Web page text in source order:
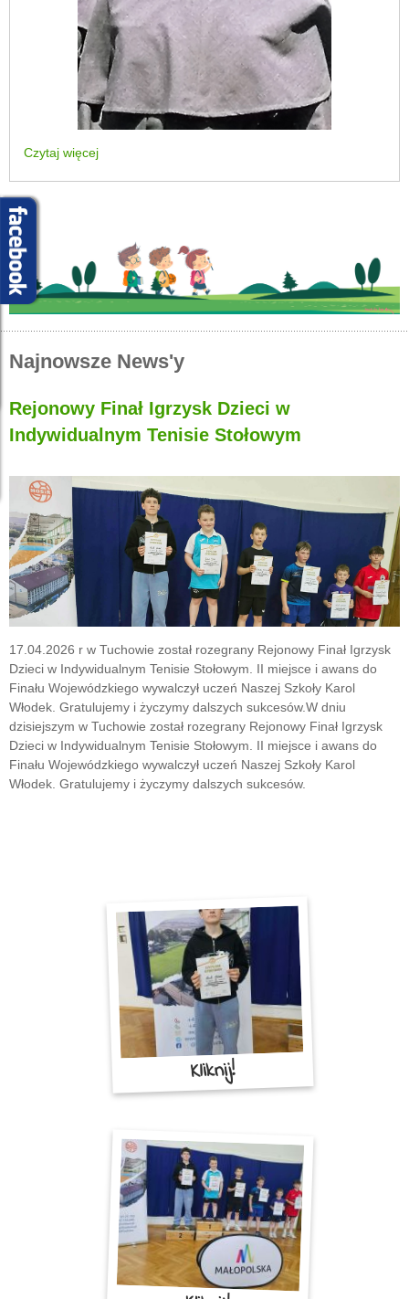
Czytaj więcej
Najnowsze News'y
Rejonowy Finał Igrzysk Dzieci w
Indywidualnym Tenisie Stołowym
17.04.2026 r w Tuchowie został rozegrany Rejonowy Finał Igrzysk
Dzieci w Indywidualnym Tenisie Stołowym. II miejsce i awans do
Finału Wojewódzkiego wywalczył uczeń Naszej Szkoły Karol
Włodek. Gratulujemy i życzymy dalszych sukcesów.W dniu
dzisiejszym w Tuchowie został rozegrany Rejonowy Finał Igrzysk
Dzieci w Indywidualnym Tenisie Stołowym. II miejsce i awans do
Finału Wojewódzkiego wywalczył uczeń Naszej Szkoły Karol
Włodek. Gratulujemy i życzymy dalszych sukcesów.
Kliknij!